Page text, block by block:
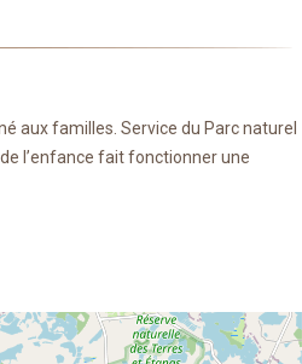
aux familles. Service du Parc naturel
l’enfance fait fonctionner une